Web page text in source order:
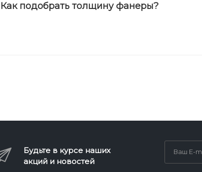
Как подобрать толщину фанеры?
Будьте в курсе наших
акций и новостей